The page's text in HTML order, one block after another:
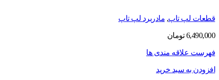
قطعات لپ تاپ, مادربرد لپ تاپ
6,490,000 تومان
فهرست علاقه مندی ها
افزودن به سبد خرید